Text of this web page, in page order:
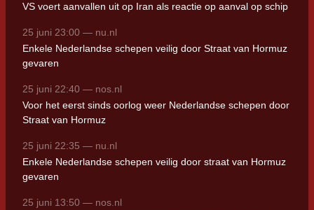
VS voert aanvallen uit op Iran als reactie op aanval op schip
25 juni 23:00 — nu.nl
Enkele Nederlandse schepen veilig door Straat van Hormuz
gevaren
25 juni 22:40 — nos.nl
Voor het eerst sinds oorlog weer Nederlandse schepen door
Straat van Hormuz
25 juni 22:35 — nu.nl
Enkele Nederlandse schepen veilig door straat van Hormuz
gevaren
25 juni 13:50 — nos.nl